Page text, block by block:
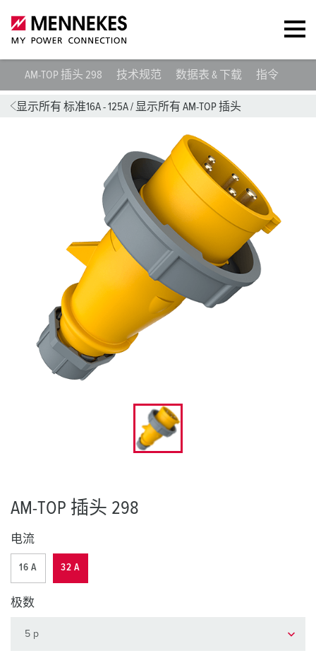
AM-TOP 插头 298 技术规范 数据表 & 下载 指令
显示所有 标准16A - 125A/ 显示所有 AM-TOP 插头
AM-TOP 插头 298
电流
16 A 32 A
极数